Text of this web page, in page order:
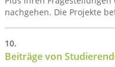
nachgehen. Die Projekte
Beiträge von